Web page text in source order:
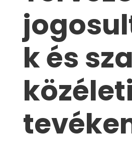
k és
közéleti